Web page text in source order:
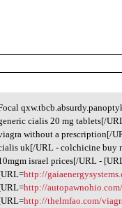
qxw.tbcb.absurdy
cialis 20 mg tablets[/
without a prescription[/
uk[/URL - colchicine buy
israel prices[/URL -
http://
http://
http://thelmfao.com/